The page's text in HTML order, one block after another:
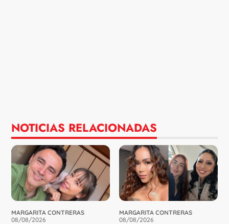
NOTICIAS RELACIONADAS
MARGARITA CONTRERAS
08/08/2026
MARGARITA CONTRERAS
08/08/2026